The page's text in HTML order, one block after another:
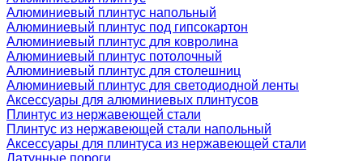
Алюминиевый плинтус напольный
Алюминиевый плинтус под гипсокартон
Алюминиевый плинтус для ковролина
Алюминиевый плинтус потолочный
Алюминиевый плинтус для столешниц
Алюминиевый плинтус для светодиодной ленты
Аксессуары для алюминиевых плинтусов
Плинтус из нержавеющей стали
Плинтус из нержавеющей стали напольный
Аксессуары для плинтуса из нержавеющей стали
Латунные пороги